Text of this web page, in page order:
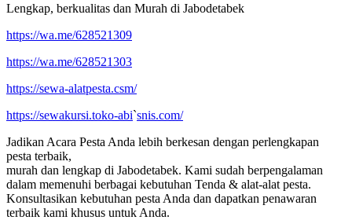
Lengkap, berkualitas dan Murah di Jabodetabek
https://wa.me/628521309
https://wa.me/628521303
https://sewa-alatpesta.csm/
https://sewakursi.toko-abi`snis.com/
Jadikan Acara Pesta Anda lebih berkesan dengan perlengkapan
pesta terbaik,
murah dan lengkap di Jabodetabek. Kami sudah berpengalaman
dalam memenuhi berbagai kebutuhan Tenda & alat-alat pesta.
Konsultasikan kebutuhan pesta Anda dan dapatkan penawaran
terbaik kami khusus untuk Anda.